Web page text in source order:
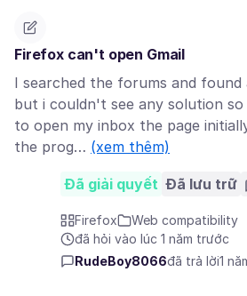
Firefox can't open Gmail
I searched the forums and found
but i couldn't see any solution
to open my inbox the page
the prog… (xem thêm)
Đã giải quyết Đã lưu trữ
Firefox
Web compatibility
đã hỏi vào lúc 1 năm trước
RudeBoy8066đã trả lời1